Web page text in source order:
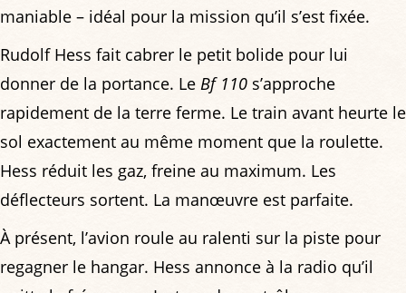
maniable – idéal pour la mission qu’il s’est fixée.
Rudolf Hess fait cabrer le petit bolide pour lui
donner de la portance. Le Bf 110 s’approche
rapidement de la terre ferme. Le train avant heurte le
sol exactement au même moment que la roulette.
Hess réduit les gaz, freine au maximum. Les
déflecteurs sortent. La manœuvre est parfaite.
À présent, l’avion roule au ralenti sur la piste pour
regagner le hangar. Hess annonce à la radio qu’il